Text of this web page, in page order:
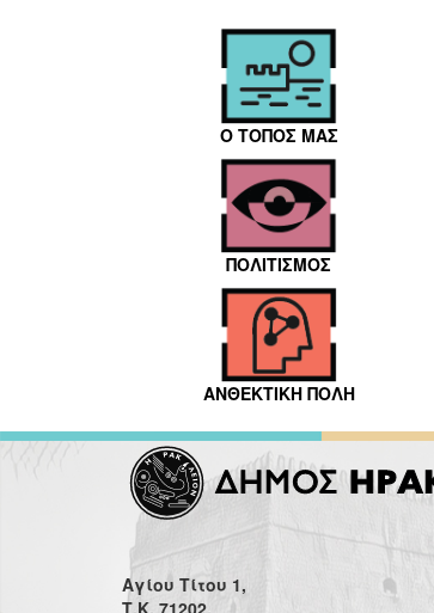
Ο ΤΟΠΟΣ ΜΑΣ
ΠΟΛΙΤΙΣΜΟΣ
ΑΝΘΕΚΤΙΚΗ ΠΟΛΗ
Αγίου Τίτου 1,